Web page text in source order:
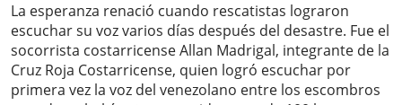
La esperanza renació cuando rescatistas lograron
escuchar su voz varios días después del desastre. Fue el
socorrista costarricense Allan Madrigal, integrante de la
Cruz Roja Costarricense, quien logró escuchar por
primera vez la voz del venezolano entre los escombros